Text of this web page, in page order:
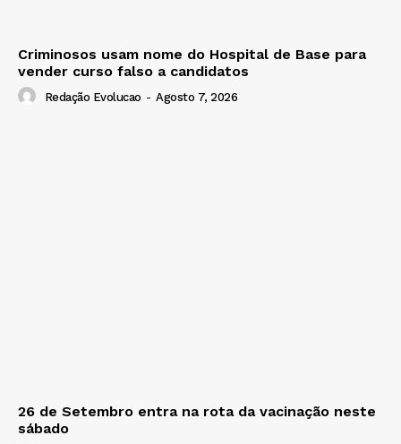
Criminosos usam nome do Hospital de Base para
vender curso falso a candidatos
Redação Evolucao - Agosto 7, 2026
26 de Setembro entra na rota da vacinação neste
sábado